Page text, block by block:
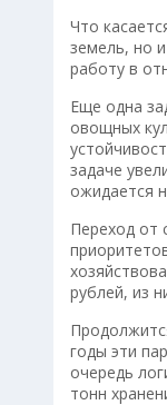
Что
земель, но
работу в
Еще одна
овощных
задаче
ожидается
Переход от
рублей, из
годы эти
очередь
тонн